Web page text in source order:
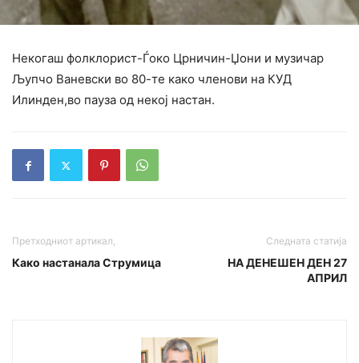
Некогаш фолклорист-Ѓоко Црничин-Џони и музичар
Љупчо Ваневски во 80-те како членови на КУД
Илинден,во пауза од некој настан.
Претходниот артикал,
Како настанала Струмица
Следната статија
НА ДЕНЕШЕН ДЕН 27
АПРИЛ